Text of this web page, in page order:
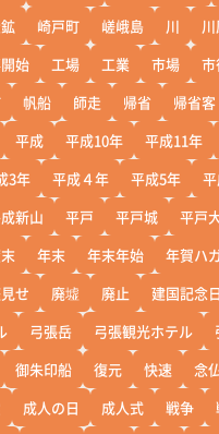
崎戸町 嵯峨島 川
始 工場 工業 市場
帆船 師走 帰省 帰省客
平成 平成10年 平成11年
3年 平成４年 平成5年
新山 平戸 平戸城 平戸
年末 年末年始 年賀ハ
せ 廃墟 廃止 建国記念日
弓張岳 弓張観光ホテル
御朱印船 復元 快速 念
成人の日 成人式 戦争